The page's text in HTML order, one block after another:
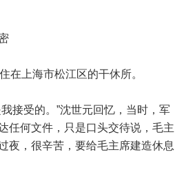
上海市松江区的干休所。
受的。”沈世元回忆，当时，军
任何文件，只是口头交待说，毛主
夜，很辛苦，要给毛主席建造休息